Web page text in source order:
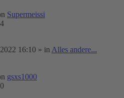
Supermeissi
16:10 » in Alles andere...
gsxs1000